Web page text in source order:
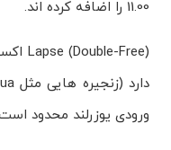
11.00 را اضافه کرده اند.
ورودی یوزرلند محدود